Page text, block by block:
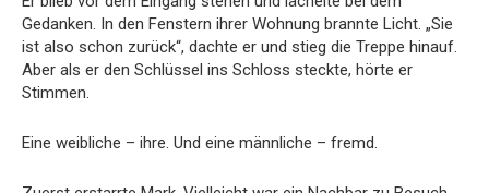
Gedanken. In den Fenstern ihrer Wohnung brannte Licht. „Sie
ist also schon zurück“, dachte er und stieg die Treppe hinauf.
Aber als er den Schlüssel ins Schloss steckte, hörte er
Stimmen.
Eine weibliche – ihre. Und eine männliche – fremd.